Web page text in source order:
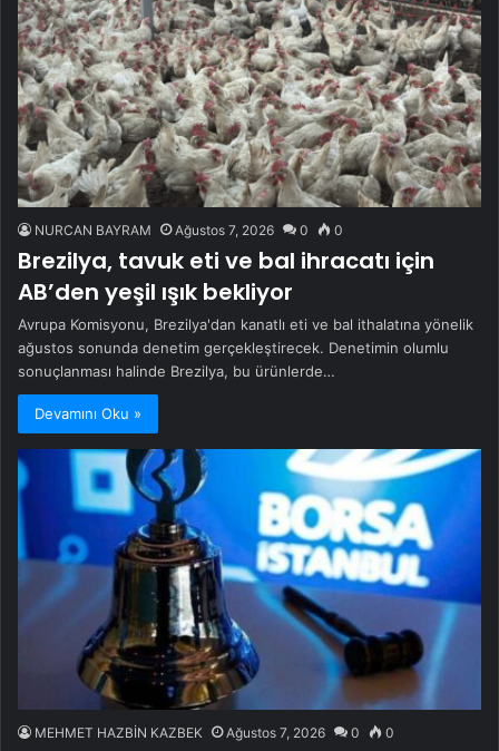
NURCAN BAYRAM Ağustos 7, 2026 0 0
Brezilya, tavuk eti ve bal ihracatı için
AB’den yeşil ışık bekliyor
Avrupa Komisyonu, Brezilya'dan kanatlı eti ve bal ithalatına yönelik
ağustos sonunda denetim gerçekleştirecek. Denetimin olumlu
sonuçlanması halinde Brezilya, bu ürünlerde…
Devamını Oku »
MEHMET HAZBİN KAZBEK Ağustos 7, 2026 0 0